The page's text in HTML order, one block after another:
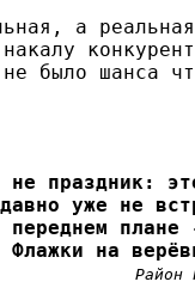
а
было шанса
не праздник:
уже не
переднем
Флажки на
Район